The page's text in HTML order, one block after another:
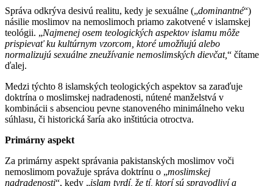
Správa odkrýva desivú realitu, kedy je sexuálne („dominantné“)
násilie moslimov na nemoslimoch priamo zakotvené v islamskej
teológii. „Najmenej osem teologických aspektov islamu môže
prispievať ku kultúrnym vzorcom, ktoré umožňujú alebo
normalizujú sexuálne zneužívanie nemoslimských dievčat,“ čítame
ďalej.
Medzi týchto 8 islamských teologických aspektov sa zaraďuje
doktrína o moslimskej nadradenosti, nútené manželstvá v
kombinácii s absenciou pevne stanoveného minimálneho veku
súhlasu, či historická šaría ako inštitúcia otroctva.
Primárny aspekt
Za primárny aspekt správania pakistanských moslimov voči
nemoslimom považuje správa doktrínu o „moslimskej
nadradenosti“, kedy „islam tvrdí, že tí, ktorí sú spravodliví a